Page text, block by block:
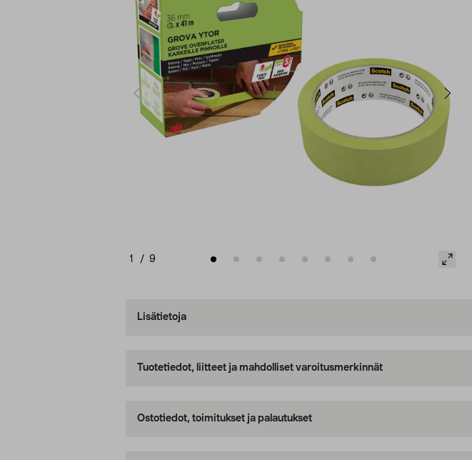
1 / 9
Lisätietoja
Tuotetiedot, liitteet ja mahdolliset varoitusmerkinnät
Ostotiedot, toimitukset ja palautukset